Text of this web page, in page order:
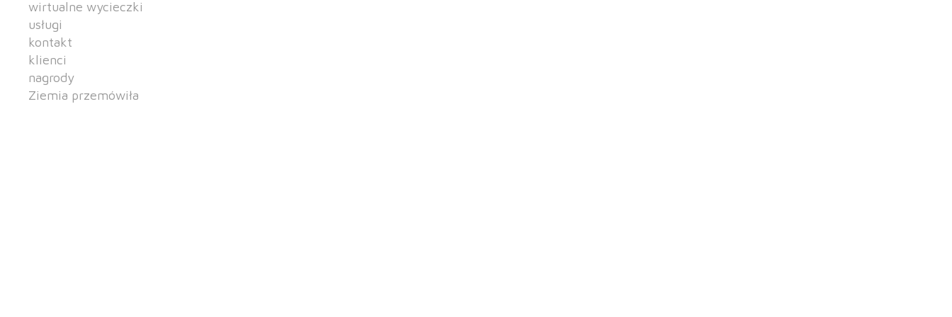
wirtualne wycieczki
usługi
kontakt
klienci
nagrody
Ziemia przemówiła